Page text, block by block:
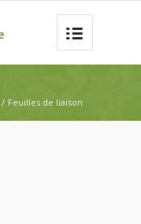
/ Feuilles de liaison